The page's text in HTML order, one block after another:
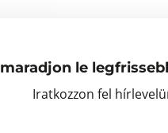
le
Iratkozzon fel